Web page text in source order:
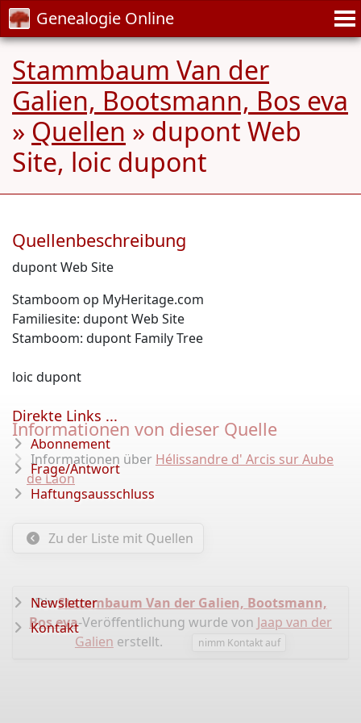
Genealogie Online
Stammbaum Van der
Galien, Bootsmann, Bos eva
» Quellen » dupont Web
Site, loic dupont
Quellenbeschreibung
dupont Web Site
Stamboom op MyHeritage.com
Familiesite: dupont Web Site
Stamboom: dupont Family Tree
loic dupont
Informationen von dieser Quelle
Informationen über Hélissandre d' Arcis sur Aube
de Laon
Zu der Liste mit Quellen
DieStammbaum Van der Galien, Bootsmann,
Bos eva-Veröffentlichung wurde von Jaap van der
Galien erstellt. nimm Kontakt auf
Direkte Links ...
Abonnement
Frage/Antwort
Haftungsausschluss
Newsletter
Kontakt